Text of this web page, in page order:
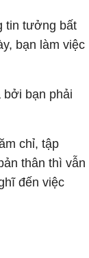
tin tưởng bất
bạn làm việc
bởi bạn phải
chỉ, tập
thân thì vẫn
đến việc